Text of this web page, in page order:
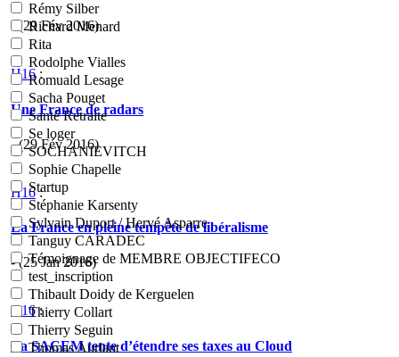
Rémy Silber
Richard Menard
Rita
Rodolphe Vialles
Romuald Lesage
Sacha Pouget
Santé Retraite
Se loger
SOCHANIEVITCH
Sophie Chapelle
Startup
Stéphanie Karsenty
Sylvain Duport / Hervé Asparre
Tanguy CARADEC
Témoignage de MEMBRE OBJECTIFECO
test_inscription
Thibault Doidy de Kerguelen
Thierry Collart
Thierry Seguin
Thomas Aurlant
- (29 Fév 2016)
H16:
Une France de radars
- (29 Fév 2016)
H16:
La France en pleine tempête de libéralisme
- (25 Jan 2016)
H16:
La SACEM tente d’étendre ses taxes au Cloud